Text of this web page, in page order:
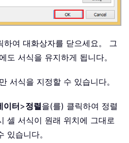
하여 대화상자를 닫으세요。 그
도 서식을 유지하게 됩니다。
서식을 지정할 수 있습니다。
이터>정렬을(를) 클릭하여 정렬
셀 서식이 원래 위치에 그대로
있습니다。